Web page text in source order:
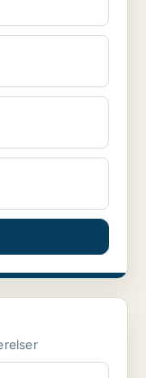
Kolding 3 værelser